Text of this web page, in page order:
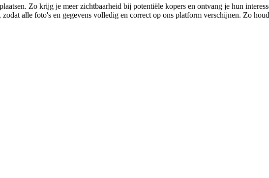
Zo krijg je meer zichtbaarheid bij potentiële kopers en ontvang je hun
alle foto's en gegevens volledig en correct op ons platform verschijnen. Zo